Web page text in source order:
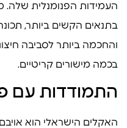
העמידות הפנומנלית שלה.
בתנאים הקשים ביותר,
והחכמה ביותר לסביבה
בכמה מישורים קריטיים.
התמודדות עם
האקלים הישראלי הוא